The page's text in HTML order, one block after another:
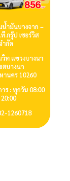
ำมันบางจาก –
.กรุ๊ป เซอร์วิส
ำกัด
วิท แขวงบางนา
ตบางนา
านคร 10260
ร : ทุกวัน 08:00
1260718